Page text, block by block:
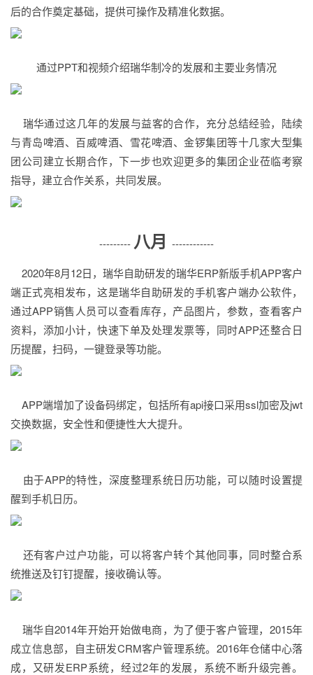
后的合作奠定基础，提供可操作及精准化数据。
通过PPT和视频介绍瑞华制冷的发展和主要业务情况
瑞华通过这几年的发展与益客的合作，充分总结经验，陆续
与青岛啤酒、百威啤酒、雪花啤酒、金锣集团等十几家大型集
团公司建立长期合作，下一步也欢迎更多的集团企业莅临考察
指导，建立合作关系，共同发展。
--------- 八月 ------------
2020年8月12日，瑞华自助研发的瑞华ERP新版手机APP客户
端正式亮相发布，这是瑞华自助研发的手机客户端办公软件，
通过APP销售人员可以查看库存，产品图片，参数，查看客户
资料，添加小计，快速下单及处理发票等，同时APP还整合日
历提醒，扫码，一键登录等功能。
APP端增加了设备码绑定，包括所有api接口采用ssl加密及jwt
交换数据，安全性和便捷性大大提升。
由于APP的特性，深度整理系统日历功能，可以随时设置提
醒到手机日历。
还有客户过户功能，可以将客户转个其他同事，同时整合系
统推送及钉钉提醒，接收确认等。
瑞华自2014年开始开始做电商，为了便于客户管理，2015年
成立信息部，自主研发CRM客户管理系统。2016年仓储中心落
成，又研发ERP系统，经过2年的发展，系统不断升级完善。